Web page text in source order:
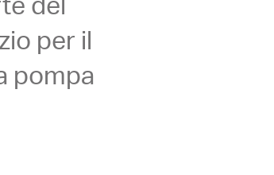
del
per il
pompa